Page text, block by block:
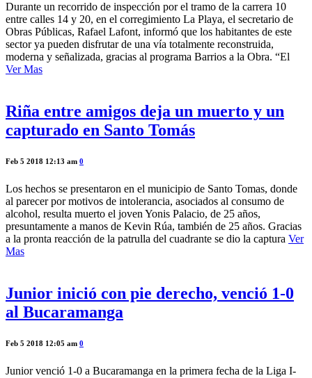
Durante un recorrido de inspección por el tramo de la carrera 10
entre calles 14 y 20, en el corregimiento La Playa, el secretario de
Obras Públicas, Rafael Lafont, informó que los habitantes de este
sector ya pueden disfrutar de una vía totalmente reconstruida,
moderna y señalizada, gracias al programa Barrios a la Obra. “El
Ver Mas
Riña entre amigos deja un muerto y un
capturado en Santo Tomás
Feb 5 2018 12:13 am 0
Los hechos se presentaron en el municipio de Santo Tomas, donde
al parecer por motivos de intolerancia, asociados al consumo de
alcohol, resulta muerto el joven Yonis Palacio, de 25 años,
presuntamente a manos de Kevin Rúa, también de 25 años. Gracias
a la pronta reacción de la patrulla del cuadrante se dio la captura Ver
Mas
Junior inició con pie derecho, venció 1-0
al Bucaramanga
Feb 5 2018 12:05 am 0
Junior venció 1-0 a Bucaramanga en la primera fecha de la Liga I-